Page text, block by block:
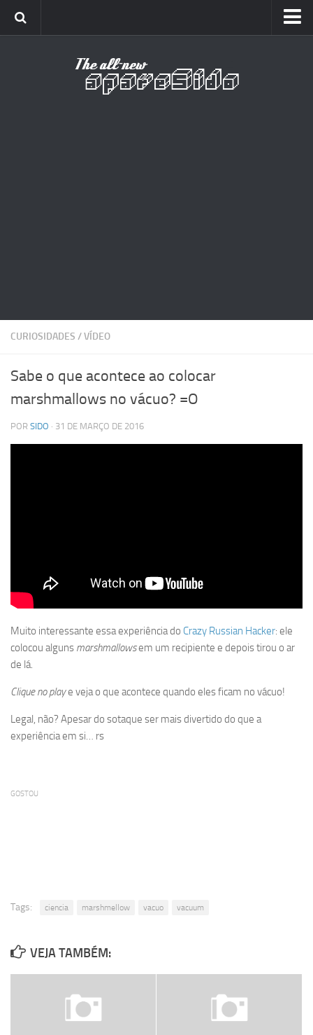
CURIOSIDADES /VÍDEO
Sabe o que acontece ao colocar
marshmallows no vácuo? =O
POR SIDO · 31 DE MARÇO DE 2016
Muito interessante essa experiência do Crazy Russian Hacker: ele
colocou alguns marshmallowsem um recipiente e depois tirou o ar
de lá.
Clique no playe veja o que acontece quando eles ficam no vácuo!
Legal, não? Apesar do sotaque ser mais divertido do que a
experiência em si… rs
GOSTOU
Tags: ciencia marshmellow vacuo vacuum
VEJA TAMBÉM: